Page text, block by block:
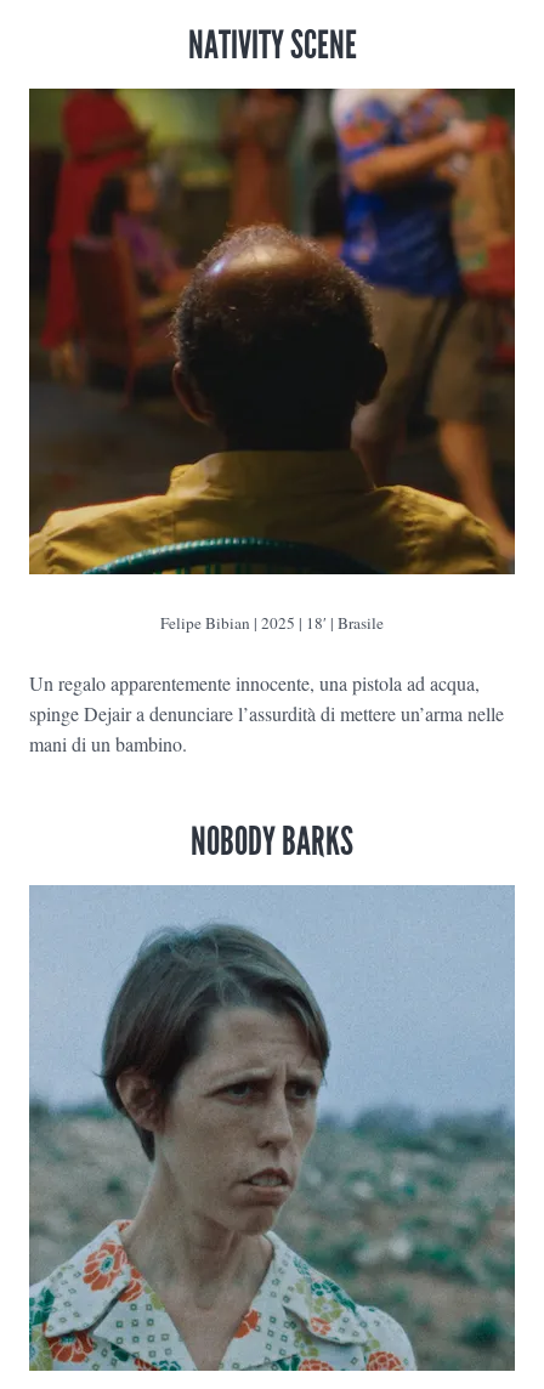
NATIVITY SCENE
Felipe Bibian | 2025 | 18′ | Brasile
Un regalo apparentemente innocente, una pistola ad acqua,
spinge Dejair a denunciare l’assurdità di mettere un’arma nelle
mani di un bambino.
NOBODY BARKS